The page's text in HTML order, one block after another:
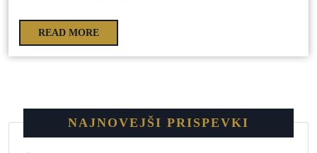
READ MORE
NAJNOVEJŠI PRISPEVKI